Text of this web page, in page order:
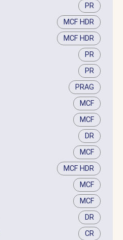
PR
MCF HDR
MCF HDR
PR
PR
PRAG
MCF
MCF
DR
MCF
MCF HDR
MCF
MCF
DR
CR